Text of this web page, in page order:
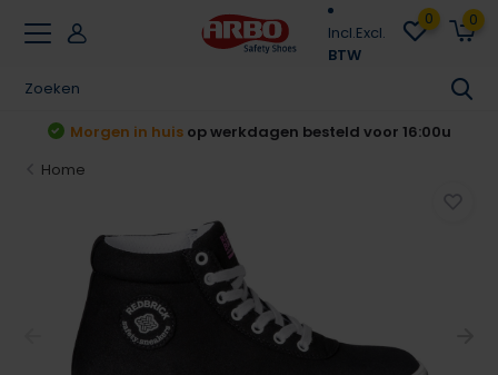
Incl.Excl.
BTW
0 0
Morgen in huis op werkdagen besteld voor 16:00u
Home